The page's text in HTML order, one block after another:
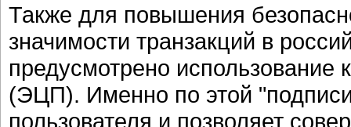
Также для повышения
значимости транзакций в
предусмотрено
(ЭЦП). Именно по этой
пользователя и позволяет